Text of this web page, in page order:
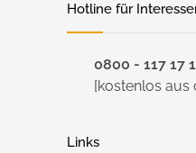
Hotline für
0800 - 117 17
[kostenlos aus
Links